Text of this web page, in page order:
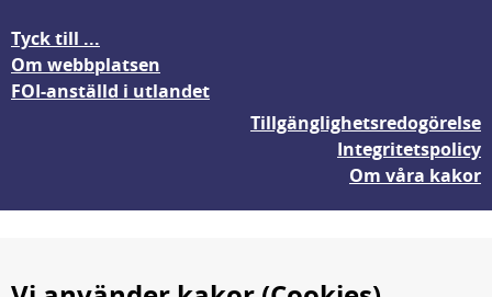
Tyck till ...
Om webbplatsen
FOI-anställd i utlandet
Tillgänglighetsredogörelse
Integritetspolicy
Om våra kakor